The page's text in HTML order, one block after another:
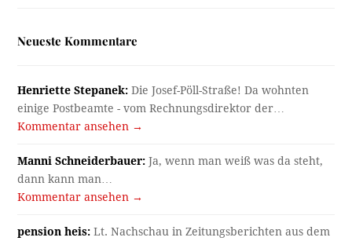
Neueste Kommentare
Henriette Stepanek: Die Josef-Pöll-Straße! Da wohnten
einige Postbeamte - vom Rechnungsdirektor der…
Kommentar ansehen →
Manni Schneiderbauer: Ja, wenn man weiß was da steht,
dann kann man…
Kommentar ansehen →
pension heis: Lt. Nachschau in Zeitungsberichten aus dem